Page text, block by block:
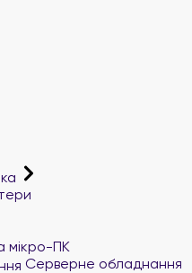
мікро-ПК
Серверне обладнання